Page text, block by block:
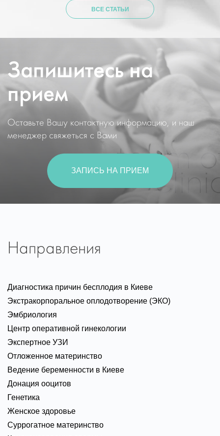
ВСЕ СТАТЬИ
Запишитесь на
прием
Оставьте Вашу контактную информацию, и наш
менеджер свяжеться с Вами
ЗАПИСЬ НА ПРИЕМ
Направления
Диагностика причин бесплодия в Киеве
Экстракорпоральное оплодотворение (ЭКО)
Эмбриология
Центр оперативной гинекологии
Экспертное УЗИ
Отложенное материнство
Ведение беременности в Киеве
Донация ооцитов
Генетика
Женское здоровье
Суррогатное материнство